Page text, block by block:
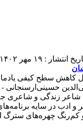
کاهش سطح کیفی
شاعر زندگی و شاعری
و ادب در سایه
چهره‌های سترگ